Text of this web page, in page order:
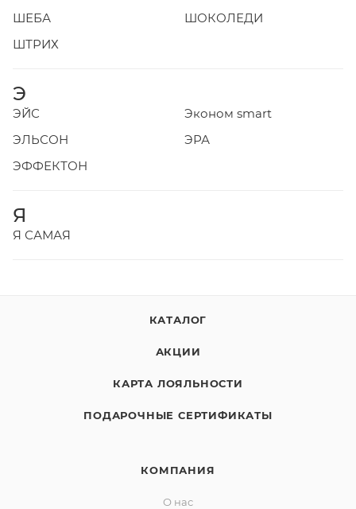
ШЕБА
ШОКОЛЕДИ
ШТРИХ
Э
ЭЙС
Эконом smart
ЭЛЬСОН
ЭРА
ЭФФЕКТОН
Я
Я САМАЯ
КАТАЛОГ
АКЦИИ
КАРТА ЛОЯЛЬНОСТИ
ПОДАРОЧНЫЕ СЕРТИФИКАТЫ
КОМПАНИЯ
О нас